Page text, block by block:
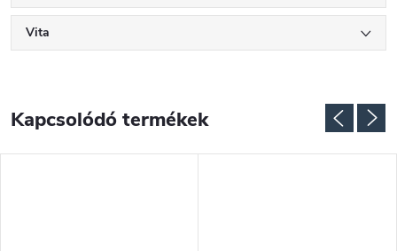
Vita
Kapcsolódó termékek